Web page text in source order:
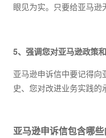
眼见为实。只要给亚马
5、强调您对亚马逊政策
亚马逊申诉信中要记得
史、您对改进业务实践的
亚马逊申诉信包含哪些